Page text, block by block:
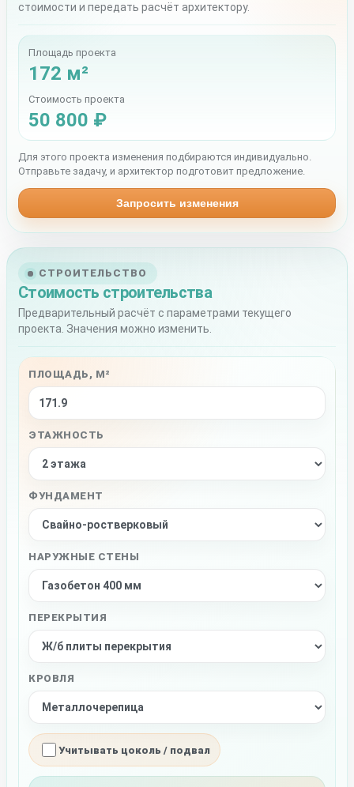
СТРОИТЕЛЬСТВО
Стоимость строительства
Предварительный расчёт с параметрами текущего
проекта. Значения можно изменить.
ПЛОЩАДЬ, М²
ЭТАЖНОСТЬ
ФУНДАМЕНТ
НАРУЖНЫЕ СТЕНЫ
ПЕРЕКРЫТИЯ
КРОВЛЯ
Учитывать цоколь / подвал
стоимости и передать расчёт архитектору.
Площадь проекта
172 м²
Стоимость проекта
50 800 ₽
Для этого проекта изменения подбираются индивидуально.
Отправьте задачу, и архитектор подготовит предложение.
Запросить изменения